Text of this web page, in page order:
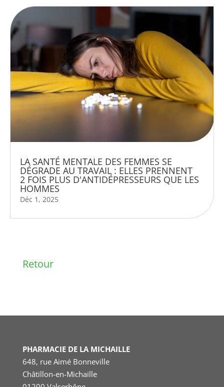
LA SANTÉ MENTALE DES FEMMES SE
DÉGRADE AU TRAVAIL : ELLES PRENNENT
2 FOIS PLUS D'ANTIDÉPRESSEURS QUE LES
HOMMES
Déc 1, 2025
Retour
PHARMACIE DE LA MICHAILLE
648, rue Aimé Bonneville
Châtillon-en-Michaille